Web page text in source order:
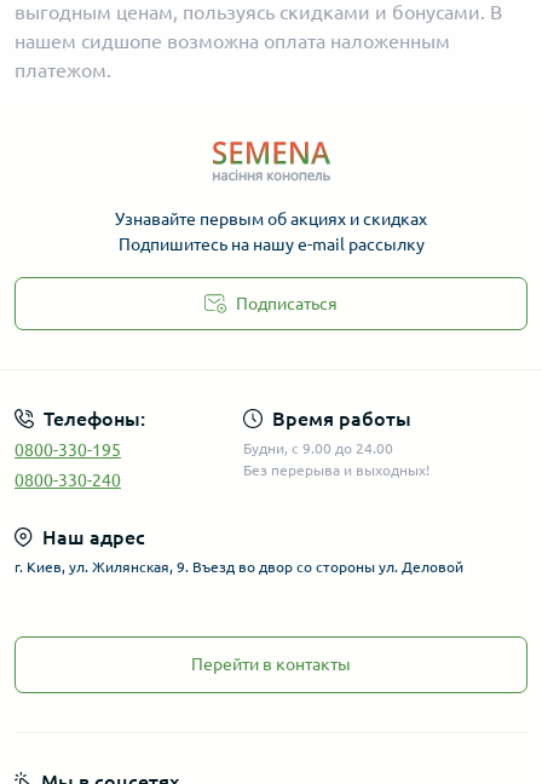
выгодным ценам, пользуясь скидками и бонусами. В
нашем сидшопе возможна оплата наложенным
платежом.
Узнавайте первым об акциях и скидках
Подпишитесь на нашу e-mail рассылку
Подписаться
Телефоны:
0800-330-195
0800-330-240
Время работы
Будни, с 9.00 до 24.00
Без перерыва и выходных!
Наш адрес
г. Киев, ул. Жилянская, 9. Въезд во двор со стороны ул. Деловой
Перейти в контакты